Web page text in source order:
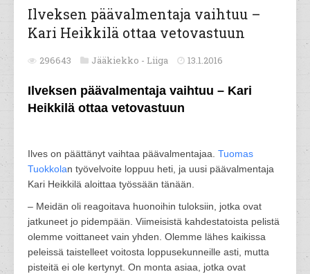
Ilveksen päävalmentaja vaihtuu –
Kari Heikkilä ottaa vetovastuun
296643 Jääkiekko - Liiga 13.1.2016
Ilveksen päävalmentaja vaihtuu – Kari
Heikkilä ottaa vetovastuun
Ilves on päättänyt vaihtaa päävalmentajaa. Tuomas
Tuokkolan työvelvoite loppuu heti, ja uusi päävalmentaja
Kari Heikkilä aloittaa työssään tänään.
– Meidän oli reagoitava huonoihin tuloksiin, jotka ovat
jatkuneet jo pidempään. Viimeisistä kahdestatoista pelistä
olemme voittaneet vain yhden. Olemme lähes kaikissa
peleissä taistelleet voitosta loppusekunneille asti, mutta
pisteitä ei ole kertynyt. On monta asiaa, jotka ovat